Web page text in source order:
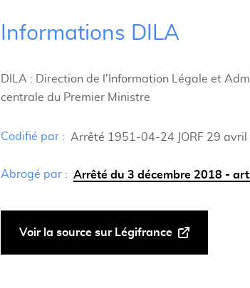
Informations DILA
DILA : Direction de l'Information Légale et
centrale du Premier Ministre
Codifié par : Arrêté 1951-04-24 JORF 29 avril
Abrogé par : Arrêté du 3 décembre 2018 -
Voir la source sur Légifrance